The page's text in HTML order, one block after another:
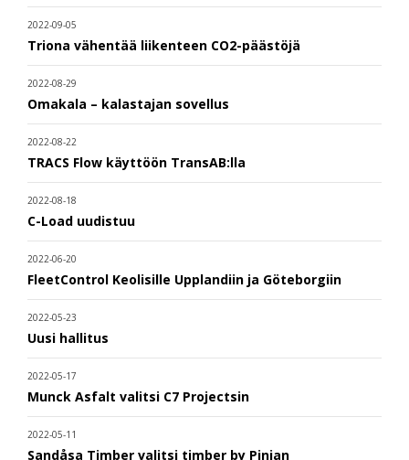
2022-09-05
Triona vähentää liikenteen CO2-päästöjä
2022-08-29
Omakala – kalastajan sovellus
2022-08-22
TRACS Flow käyttöön TransAB:lla
2022-08-18
C-Load uudistuu
2022-06-20
FleetControl Keolisille Upplandiin ja Göteborgiin
2022-05-23
Uusi hallitus
2022-05-17
Munck Asfalt valitsi C7 Projectsin
2022-05-11
Sandåsa Timber valitsi timber by Pinjan